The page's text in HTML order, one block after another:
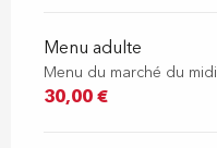
Menu adulte
Menu du marché du midi
30,00 €